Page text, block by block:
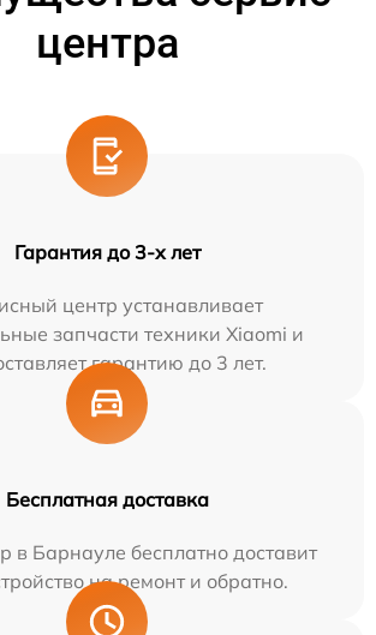
центра
Гарантия до 3-х лет
центр устанавливает
запчасти техники Xiaomi и
гарантию до 3 лет.
Бесплатная доставка
в Барнауле бесплатно доставит
на ремонт и обратно.